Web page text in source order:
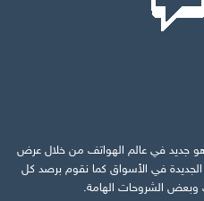
جديد في عالم الهواتف من خلال عرض
في الأسواق كما نقوم برصد كل
وبعض الشروحات الهامة.